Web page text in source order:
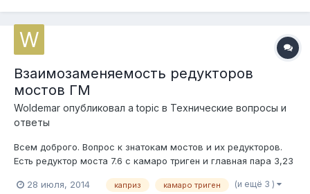
Взаимозаменяемость редукторов
мостов ГМ
Woldemar опубликовал a topic в Технические вопросы и
ответы
Всем доброго. Вопрос к знатокам мостов и их редукторов.
Есть редуктор моста 7.6 с камаро триген и главная пара 3,23
2,56 и мостом 7.5. Встанет ли редуктор 7.6 с парой в сборе из
28 июля, 2014 каприз камаро триген (и ещё 3 )